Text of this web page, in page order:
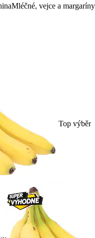
Mléčné, vejce a margaríny
Top výběr